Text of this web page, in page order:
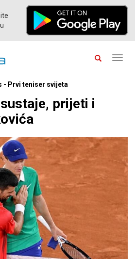
- Prvi teniser svijeta
prijeti i